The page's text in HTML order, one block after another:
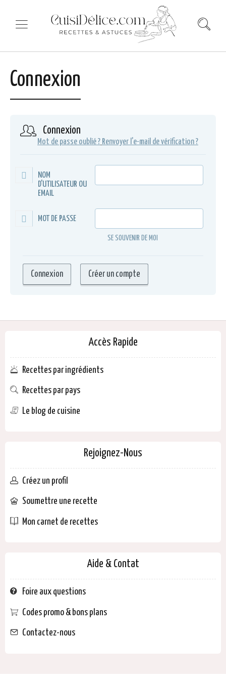
Connexion
Connexion
Mot de passe oublié ? Renvoyer l'e-mail de vérification ?
NOM
D'UTILISATEUR OU
EMAIL
MOT DE PASSE
SE SOUVENIR DE MOI
Accès Rapide
Recettes par ingrédients
Recettes par pays
Le blog de cuisine
Rejoignez-Nous
Créez un profil
Soumettre une recette
Mon carnet de recettes
Aide & Contat
Foire aux questions
Codes promo & bons plans
Contactez-nous